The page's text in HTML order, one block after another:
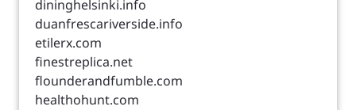
dininghelsinki.info
duanfrescariverside.info
etilerx.com
finestreplica.net
flounderandfumble.com
healthohunt.com